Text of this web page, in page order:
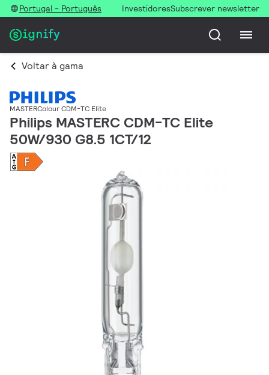
Portugal - Português InvestidoresSubscrever newsletter
Voltar à gama
MASTERColour CDM-TC Elite
Philips MASTERC CDM-TC Elite
50W/930 G8.5 1CT/12